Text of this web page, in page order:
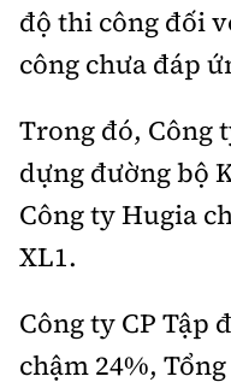
độ thi công đối
công chưa đáp
Trong đó, Công
dựng đường bộ
Công ty Hugia
XL1.
Công ty CP Tập
chậm 24%,